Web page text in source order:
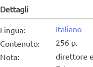
Dettagli
Lingua:
Italiano
Contenuto:
256 p.
Nota:
direttore